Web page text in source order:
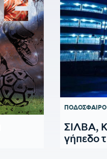
ΠΟΔΟΣΦΑΙΡΟ
ΣΙΛΒΑ,
γήπεδο